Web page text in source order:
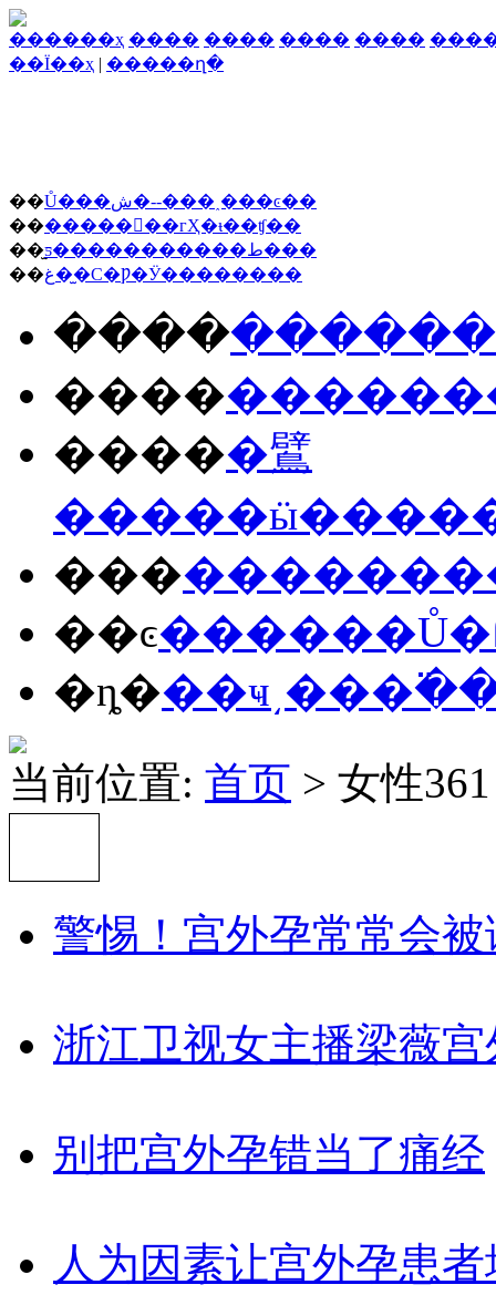
������ҳ ���� ���� ���� ����
��Ϊ��ҳ | �����ղ�
��
Ů���ش�--���˰���ͼ��
���������гҲ�ᵼ��ʧ��
��
̫ƽ�����������ط���
��
غ��̫С�Ƿ�Ӱ��������
��������
��������
�����鷿
�����ӹ�
�������
��ͼ������Ů
�ȵ���ҹ ͵���߳�
当前位置: 首页 > 女性
警惕！宫外孕常常会被
浙江卫视女主播梁薇
别把宫外孕错当了痛经
人为因素让宫外孕患